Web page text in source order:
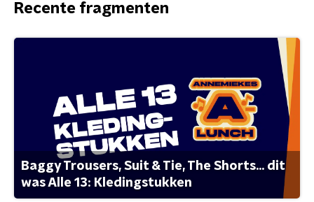
Recente fragmenten
Baggy Trousers, Suit & Tie, The Shorts... dit
was Alle 13: Kledingstukken